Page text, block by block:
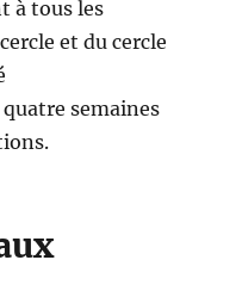
à tous les
et du cercle
semaines